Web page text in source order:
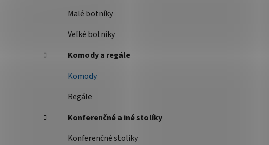
Malé botníky
Veľké botníky
Komody a regále
Komody
Regále
Konferenčné a iné stolíky
Konferenčné stolíky